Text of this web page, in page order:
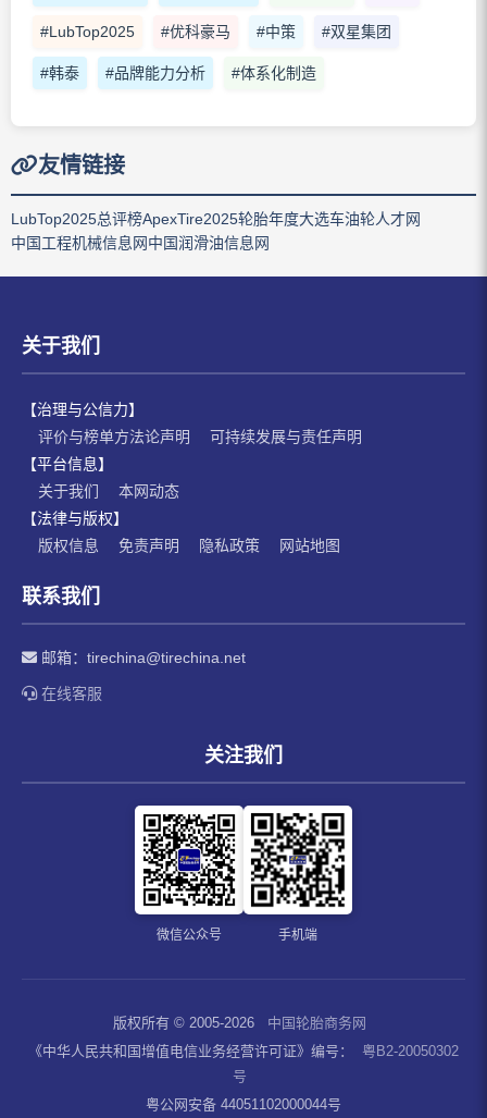
#LubTop2025 #优科豪马 #中策 #双星集团
#韩泰 #品牌能力分析 #体系化制造
友情链接
LubTop2025总评榜ApexTire2025轮胎年度大选车油轮人才网
中国工程机械信息网中国润滑油信息网
关于我们
【治理与公信力】
评价与榜单方法论声明
可持续发展与责任声明
【平台信息】
关于我们
本网动态
【法律与版权】
版权信息
免责声明 隐私政策 网站地图
联系我们
邮箱： tirechina@tirechina.net
在线客服
关注我们
微信公众号 手机端
版权所有 © 2005-2026
中国轮胎商务网
《中华人民共和国增值电信业务经营许可证》编号：
粤B2-20050302
号
粤公网安备 44051102000044号